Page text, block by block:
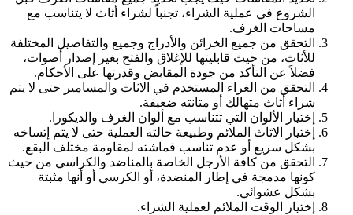
الشروع في عملية الشراء، تجنباً لشراء أثاث لا يتناسب مع
مساحات الغرف.
التحقق من جميع الخزائن والأدراج وجميع والتفاصيل المختلفة
للأثاث، من حيث قابليتها للإغلاق والفتح بغير إصدار أصوات،
فضلاً عن التأكد من جودة المقابض وقدرتها على الأحكام.
التحقق من الغراء المستخدم في الاثاث والمسامير حتى لا يتم
شراء أثاث متهالك أو متانته ضعيفة.
إختيار الألوان التي تتناسب مع ألوان الغرف والديكورا.
إختيار الاثاث الملائم وطبيعة حالته العملية حتى لا يتم إتساخه
بشكل سريع أو عدم تناسب قماشته لمقاومة مختلف البقع.
التحقق من كافة الأرجل الخاصة بالمناضد والكراسي من حيث
كونها مدمجة في إطار المنضدة، أو الكرسي أو أنها مثبتة
بشكل عشوائي.
إختيار الوقت الملائم لعملية الشراء.